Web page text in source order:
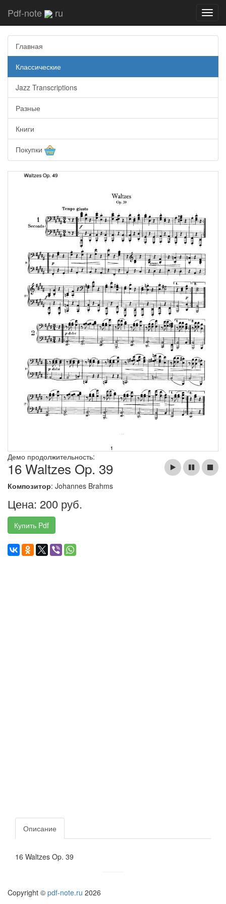
Pdf-note ru
Главная
Классические
Jazz Transcriptions
Разные
Книги
Покупки
Демо продолжительность:
16 Waltzes Op. 39
Композитор: Johannes Brahms
Цена: 200 руб.
Купить Pdf
Описание
16 Waltzes Op. 39
Copyright © pdf-note.ru 2026